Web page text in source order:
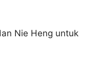
Nie Heng untuk